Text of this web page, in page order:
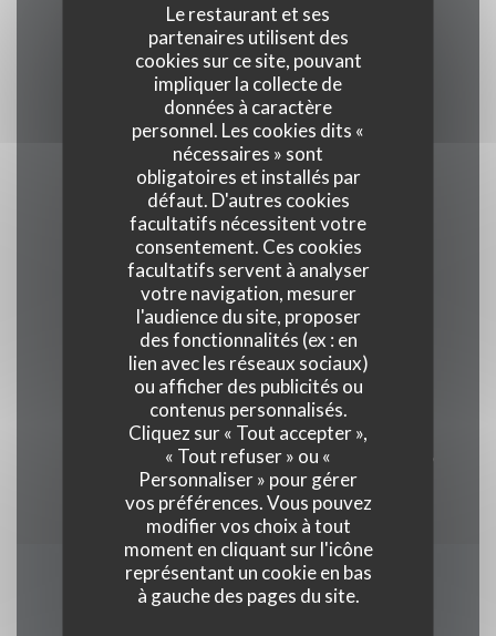
Le restaurant et ses
partenaires utilisent des
cookies sur ce site, pouvant
impliquer la collecte de
données à caractère
personnel. Les cookies dits «
nécessaires » sont
obligatoires et installés par
défaut. D'autres cookies
facultatifs nécessitent votre
consentement. Ces cookies
facultatifs servent à analyser
votre navigation, mesurer
l'audience du site, proposer
des fonctionnalités (ex : en
lien avec les réseaux sociaux)
ou afficher des publicités ou
contenus personnalisés.
Cliquez sur « Tout accepter »,
« Tout refuser » ou «
Personnaliser » pour gérer
vos préférences. Vous pouvez
modifier vos choix à tout
moment en cliquant sur l'icône
représentant un cookie en bas
à gauche des pages du site.
Cuisine
Bistronomique
Type de restaurant
Café restaurant
Services
Plat à emporter, Accès aux personnes à mobilité
réduite, Terrasse, Accès Wifi
Moyens de paiement
Carte bancaire, Ticket restaurant dématérialisé,
Amex, Sans Contact, Apple Pay, Ticket
Restaurant, Paiement Sans Contact, American
Express, Eurocard/Mastercard, Titres restaurant,
Espèces, Visa, Carte Bleue
Horaires